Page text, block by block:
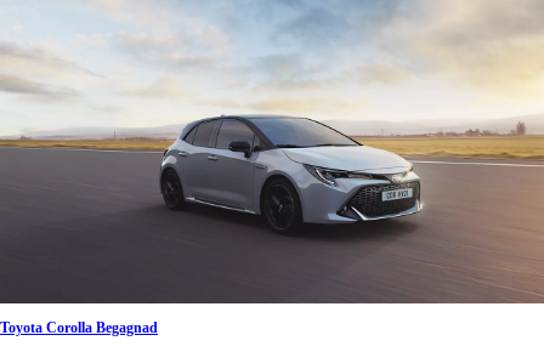
Toyota Corolla Begagnad